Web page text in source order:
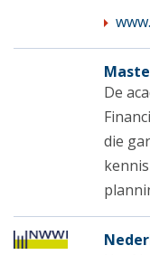
De
die